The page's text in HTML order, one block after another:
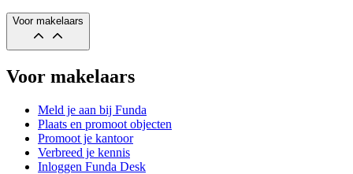
Voor makelaars
Voor makelaars
Meld je aan bij Funda
Plaats en promoot objecten
Promoot je kantoor
Verbreed je kennis
Inloggen Funda Desk